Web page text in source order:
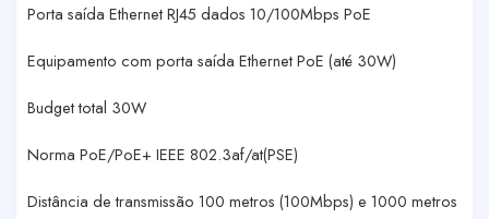
Porta saída Ethernet RJ45 dados 10/100Mbps PoE
Equipamento com porta saída Ethernet PoE (até 30W)
Budget total 30W
Norma PoE/PoE+ IEEE 802.3af/at(PSE)
Distância de transmissão 100 metros (100Mbps) e 1000 metros